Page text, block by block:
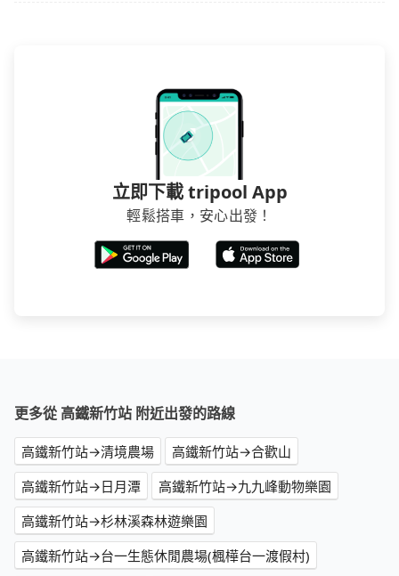
立即下載 tripool App
輕鬆搭車，安心出發！
更多從 高鐵新竹站 附近出發的路線
高鐵新竹站→清境農場
高鐵新竹站→合歡山
高鐵新竹站→日月潭
高鐵新竹站→九九峰動物樂園
高鐵新竹站→杉林溪森林遊樂園
高鐵新竹站→台一生態休閒農場(楓樺台一渡假村)